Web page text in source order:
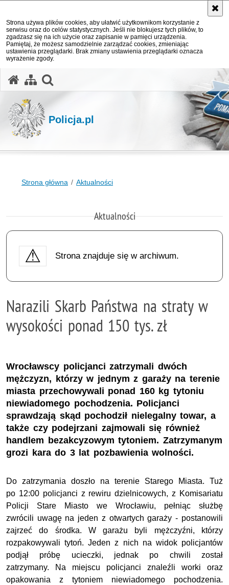
Strona używa plików cookies, aby ułatwić użytkownikom korzystanie z
serwisu oraz do celów statystycznych. Jeśli nie blokujesz tych plików, to
zgadzasz się na ich użycie oraz zapisanie w pamięci urządzenia.
Pamiętaj, że możesz samodzielnie zarządzać cookies, zmieniając
ustawienia przeglądarki. Brak zmiany ustawienia przeglądarki oznacza
wyrażenie zgody.
Policja.pl
Strona główna Aktualności
Aktualności
Strona znajduje się w archiwum.
Narazili Skarb Państwa na straty w
wysokości ponad 150 tys. zł
Wrocławscy policjanci zatrzymali dwóch
mężczyzn, którzy w jednym z garaży na terenie
miasta przechowywali ponad 160 kg tytoniu
niewiadomego pochodzenia. Policjanci
sprawdzają skąd pochodził nielegalny towar, a
także czy podejrzani zajmowali się również
handlem bezakcyzowym tytoniem. Zatrzymanym
grozi kara do 3 lat pozbawienia wolności.
Do zatrzymania doszło na terenie Starego Miasta. Tuż
po 12:00 policjanci z rewiru dzielnicowych, z Komisariatu
Policji Stare Miasto we Wrocławiu, pełniąc służbę
zwrócili uwagę na jeden z otwartych garaży - postanowili
zajrzeć do środka. W garażu byli mężczyźni, którzy
rozpakowywali tytoń. Jeden z nich na widok policjantów
podjął próbę ucieczki, jednak po chwili został
zatrzymany. Na miejscu policjanci znaleźli worki oraz
opakowania z tytoniem niewiadomego pochodzenia.